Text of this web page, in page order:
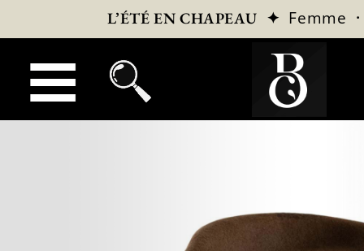
L’ÉTÉ EN CHAPEAU ✦ Femme